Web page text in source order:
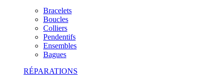
Bracelets
Boucles
Colliers
Pendentifs
Ensembles
Bagues
RÉPARATIONS